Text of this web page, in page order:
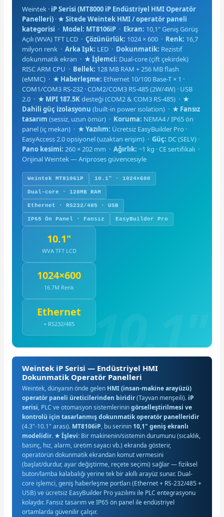
Weintek · iP Serisi (MT8000 iP Endüstriyel HMI Operatör
Panelleri) ·★ Sitede Weintek HMI / operatör paneli
kategorisi · Model: MT8106iP · Ekran: 10,1" Geniş Görüş
Açılı (WVA) TFT LCD · Çözünürlük: 1024 × 600 · Renk: 16,7
milyon renk · Arka Işık: LED · Dokunmatik: Rezistif
dokunmatik ekran · ★ İşlemci: Dual-core (çift çekirdek)
RISC ARM CPU · Bellek: 128 MB RAM + 256 MB flash
(eMMC) · ★ Haberleşme: Ethernet 10/100 Base-T × 1 ·
COM1/COM3 RS-232 · COM2/COM3 RS-485 (2W/4W) · USB
2.0 · ★ MPI 187.5Kdesteği (COM2 & COM3 RS-485) · ★
Dahili güç izolasyonu (built-in power isolation) · ★ Fansız
tasarım (sessiz, uzun ömür) · Koruma: NEMA4 / IP65 ön
panel (iç mekan) · ★ Yazılım: Ücretsiz EasyBuilder Pro ·
EasyAccess 2.0 opsiyonel (uzaktan erişim) · Güç: DC (SELV) ·
Pano kesimi: 260 × 202 mm · Ağırlık: ~1 kg · CE sertifikalı ·
Orijinal Weintek — Ariproses güvencesiyle
Weintek MT8106iP 10.1" · 1024×600
Dual-core · 128MB RAM
Ethernet · RS232/485 · USB
IP65 Ön Panel · Fansız EasyBuilder Pro
10.1"
WVA TFT LCD
1024×600
16.7M Renk
Ethernet
+ RS232/485
Weintek iP Serisi — Endüstriyel HMI
Dokunmatik Operatör Panelleri
Weintek, dünyanın önde gelen HMI (insan-makine arayüzü)
operatör paneli üreticilerinden biridir(Tayvan menşeili). iP
serisi, PLC ve otomasyon sistemleriningörselleştirilmesi ve
kontrolü için tasarlanmış dokunmatik operatör panelleridir
(4.3"-10.1" arası). MT8106iP, bu serinin 10,1" geniş ekranlı
modelidir.★ İşlevi: Bir makinenin/sistemin durumunu (sıcaklık,
basınç, hız, alarm, üretim sayacı vb.) ekranda gösterir,
operatörün dokunmatik ekrandan komut vermesini
(başlat/durdur, ayar değiştirme, reçete seçimi) sağlar — fiziksel
buton/lamba kalabalığı yerine tek bir akıllı arayüz sunar. Dual-
core işlemci, geniş haberleşme portları (Ethernet + RS-232/485 +
USB) ve ücretsiz EasyBuilder Pro yazılımı ile PLC entegrasyonu
kolaydır. Fansız tasarım ve IP65 ön panel ile endüstriyel
ortamlarda güvenilir çalışır.